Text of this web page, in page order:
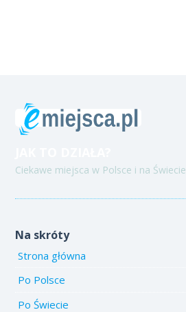
Ciekawe miejsca w Polsce i na Świecie
Na skróty
Strona główna
Po Polsce
Po Świecie